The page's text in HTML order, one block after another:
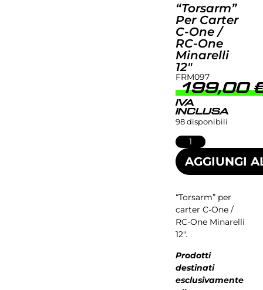
“Torsarm”
Per Carter
C-One /
RC-One
Minarelli
12″
FRM097
199,00
IVA
INCLUSA
98 disponibili
AGGIUNGI
“Torsarm” per
carter C-One /
RC-One Minarelli
12″.
Prodotti
destinati
esclusivamente